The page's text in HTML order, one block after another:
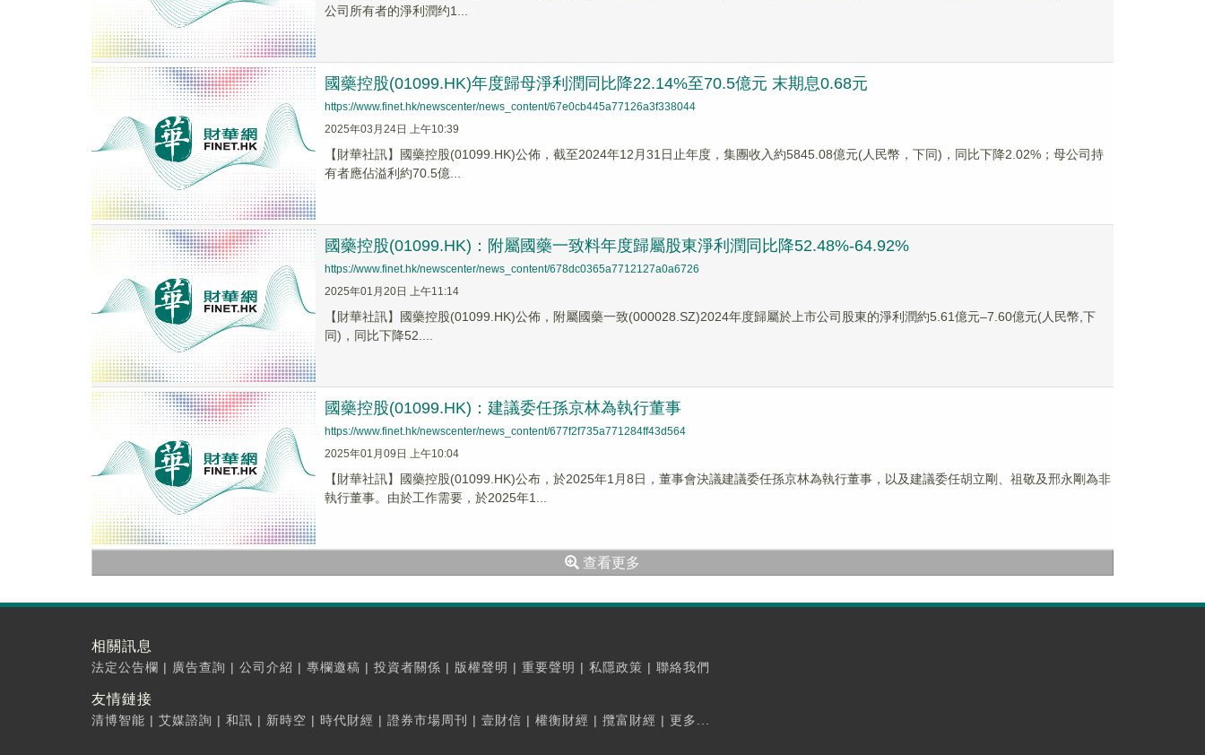
公司所有者的淨利潤约1...
國藥控股(01099.HK)年度歸母淨利潤同比降22.14%至70.5億元 末期息0.68元
https://www.finet.hk/newscenter/news_content/67e0cb445a77126a3f338044
2025年03月24日 上午10:39
【財華社訊】國藥控股(01099.HK)公佈，截至2024年12月31日止年度，集團收入約5845.08億元(人民幣，下同)，同比下降2.02%；母公司持
有者應佔溢利約70.5億...
國藥控股(01099.HK)：附屬國藥一致料年度歸屬股東淨利潤同比降52.48%-64.92%
https://www.finet.hk/newscenter/news_content/678dc0365a7712127a0a6726
2025年01月20日 上午11:14
【財華社訊】國藥控股(01099.HK)公佈，附屬國藥一致(000028.SZ)2024年度歸屬於上市公司股東的淨利潤約5.61億元–7.60億元(人民幣,下
同)，同比下降52....
國藥控股(01099.HK)：建議委任孫京林為執行董事
https://www.finet.hk/newscenter/news_content/677f2f735a771284ff43d564
2025年01月09日 上午10:04
【財華社訊】國藥控股(01099.HK)公布，於2025年1月8日，董事會決議建議委任孫京林為執行董事，以及建議委任胡立剛、祖敬及邢永剛為非
執行董事。由於工作需要，於2025年1...
查看更多
相關訊息
法定公告欄 | 廣告查詢 | 公司介紹 | 專欄邀稿 | 投資者關係 | 版權聲明 | 重要聲明 | 私隱政策 | 聯絡我們
友情鏈接
清博智能 | 艾媒諮詢 | 和訊 | 新時空 | 時代財經 | 證券市場周刊 | 壹財信 | 權衡財經 | 攬富財經 | 更多...